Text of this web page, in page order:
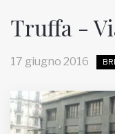
RUBRICHE
Truffa -
17 giugno 2016